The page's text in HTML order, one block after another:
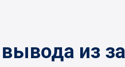
из